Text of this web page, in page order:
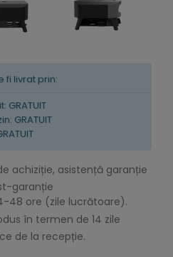
fi livrat prin:
GRATUIT
GRATUIT
achiziție, asistență garanție
garanție
48 ore (zile lucrătoare).
în termen de 14 zile
de la recepție.